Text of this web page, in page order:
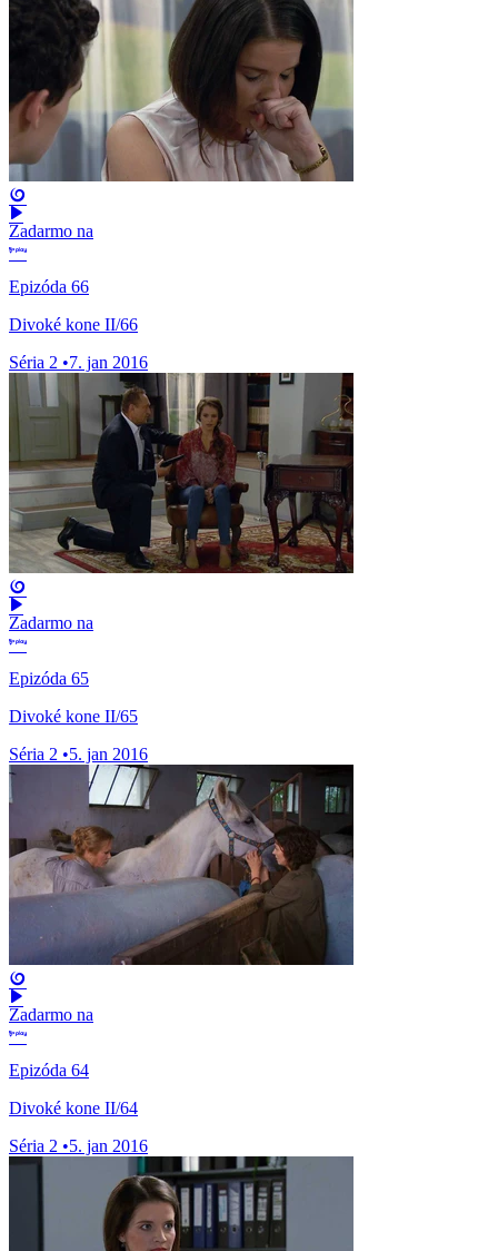
Zadarmo na
Epizóda 66
Divoké kone II/66
Séria 2 •7. jan 2016
Zadarmo na
Epizóda 65
Divoké kone II/65
Séria 2 •5. jan 2016
Zadarmo na
Epizóda 64
Divoké kone II/64
Séria 2 •5. jan 2016